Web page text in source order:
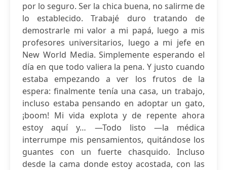
por lo seguro. Ser la chica buena, no salirme de
lo establecido. Trabajé duro tratando de
demostrarle mi valor a mi papá, luego a mis
profesores universitarios, luego a mi jefe en
New World Media. Simplemente esperando el
día en que todo valiera la pena. Y justo cuando
estaba empezando a ver los frutos de la
espera: finalmente tenía una casa, un trabajo,
incluso estaba pensando en adoptar un gato,
¡boom! Mi vida explota y de repente ahora
estoy aquí y… —Todo listo —la médica
interrumpe mis pensamientos, quitándose los
guantes con un fuerte chasquido. Incluso
desde la cama donde estoy acostada, con las